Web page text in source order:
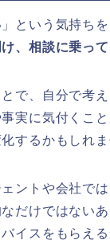
」という気持ちを
、相談に乗って
で、自分で考
実に気付くこ
するかもしれま
ントや会社で
だけではないあ
イスをもらえる